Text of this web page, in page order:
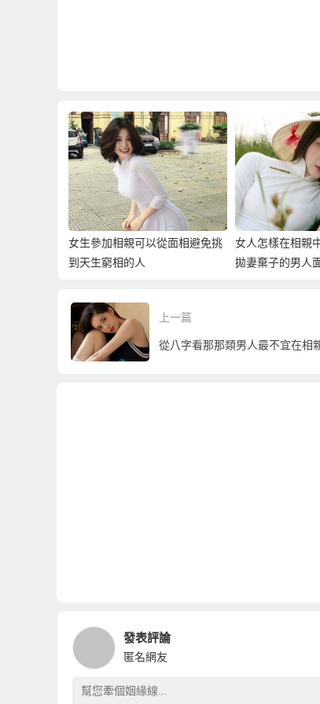
女生參加相親可以從面相避免挑
到天生窮相的人
女人怎樣在相親
拋妻棄子的男人
上一篇
從八字看那那類男人最不宜在相
發表評論
匿名網友